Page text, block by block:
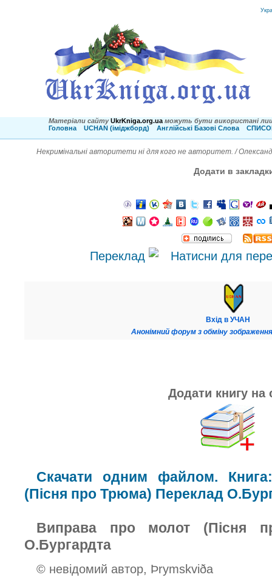
Матеріали сайту UkrKniga.org.ua можуть бути використані
Головна
UCHAN (іміджборд) Англійські Базові Слова
Некримінальні авторитети ні для кого не авторитет. /
Додати в
Переклад
Вхід в УЧАН
Анонімний форум з обміну
Додати книгу на
Скачати одним файлом.
(Пісня про Трюма) Переклад
Виправа про молот (Пісня
О.Бургардта
© невідомий автор, Þrymskviða